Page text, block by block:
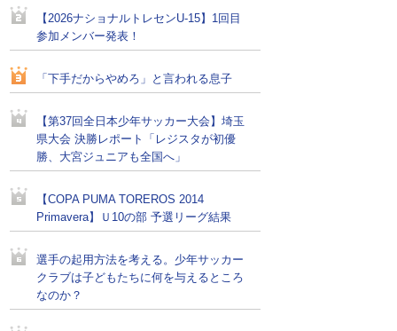
【2026ナショナルトレセンU-15】1回目
参加メンバー発表！
「下手だからやめろ」と言われる息子
【第37回全日本少年サッカー大会】埼玉
県大会 決勝レポート「レジスタが初優
勝、大宮ジュニアも全国へ」
【COPA PUMA TOREROS 2014
Primavera】Ｕ10の部 予選リーグ結果
選手の起用方法を考える。少年サッカー
クラブは子どもたちに何を与えるところ
なのか？